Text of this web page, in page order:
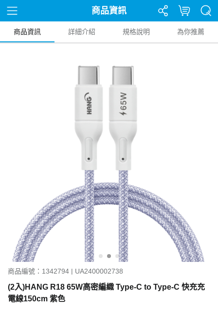
商品資訊
商品資訊 詳細介紹 規格說明 為你推薦
商品編號：1342794 | UA2400002738
(2入)HANG R18 65W高密編織 Type-C to Type-C 快充充
電線150cm 紫色